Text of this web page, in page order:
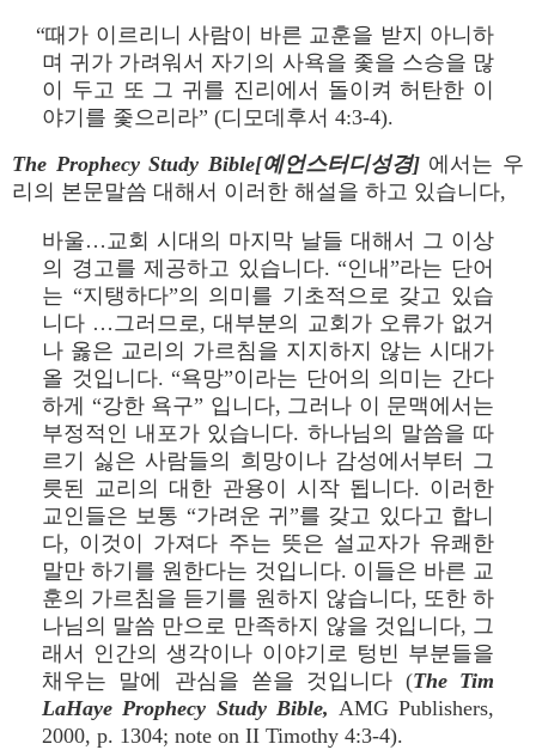
“때가 이르리니 사람이 바른 교훈을 받지 아니하
며 귀가 가려워서 자기의 사욕을 좇을 스승을 많
이 두고 또 그 귀를 진리에서 돌이켜 허탄한 이
야기를 좇으리라” (디모데후서 4:3-4).
The Prophecy Study Bible[예언스터디성경]에서는 우
리의 본문말씀 대해서 이러한 해설을 하고 있습니다,
바울…교회 시대의 마지막 날들 대해서 그 이상
의 경고를 제공하고 있습니다. “인내”라는 단어
는 “지탱하다”의 의미를 기초적으로 갖고 있습
니다 …그러므로, 대부분의 교회가 오류가 없거
나 옳은 교리의 가르침을 지지하지 않는 시대가
올 것입니다. “욕망”이라는 단어의 의미는 간다
하게 “강한 욕구” 입니다, 그러나 이 문맥에서는
부정적인 내포가 있습니다. 하나님의 말씀을 따
르기 싫은 사람들의 희망이나 감성에서부터 그
릇된 교리의 대한 관용이 시작 됩니다. 이러한
교인들은 보통 “가려운 귀”를 갖고 있다고 합니
다, 이것이 가져다 주는 뜻은 설교자가 유쾌한
말만 하기를 원한다는 것입니다. 이들은 바른 교
훈의 가르침을 듣기를 원하지 않습니다, 또한 하
나님의 말씀 만으로 만족하지 않을 것입니다, 그
래서 인간의 생각이나 이야기로 텅빈 부분들을
채우는 말에 관심을 쏟을 것입니다 (The Tim
LaHaye Prophecy Study Bible, AMG Publishers,
2000, p. 1304; note on II Timothy 4:3-4).